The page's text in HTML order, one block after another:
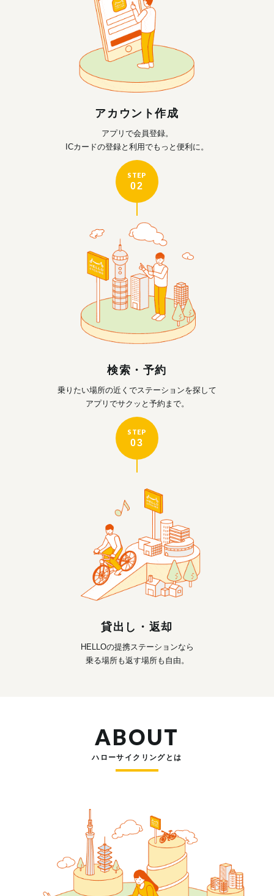
アカウント作成
アプリで会員登録。
ICカードの登録と利用でもっと便利に。
STEP
02
検索・予約
乗りたい場所の近くでステーションを探して
アプリでサクッと予約まで。
STEP
03
貸出し・返却
HELLOの提携ステーションなら
乗る場所も返す場所も自由。
ABOUT
ハローサイクリングとは